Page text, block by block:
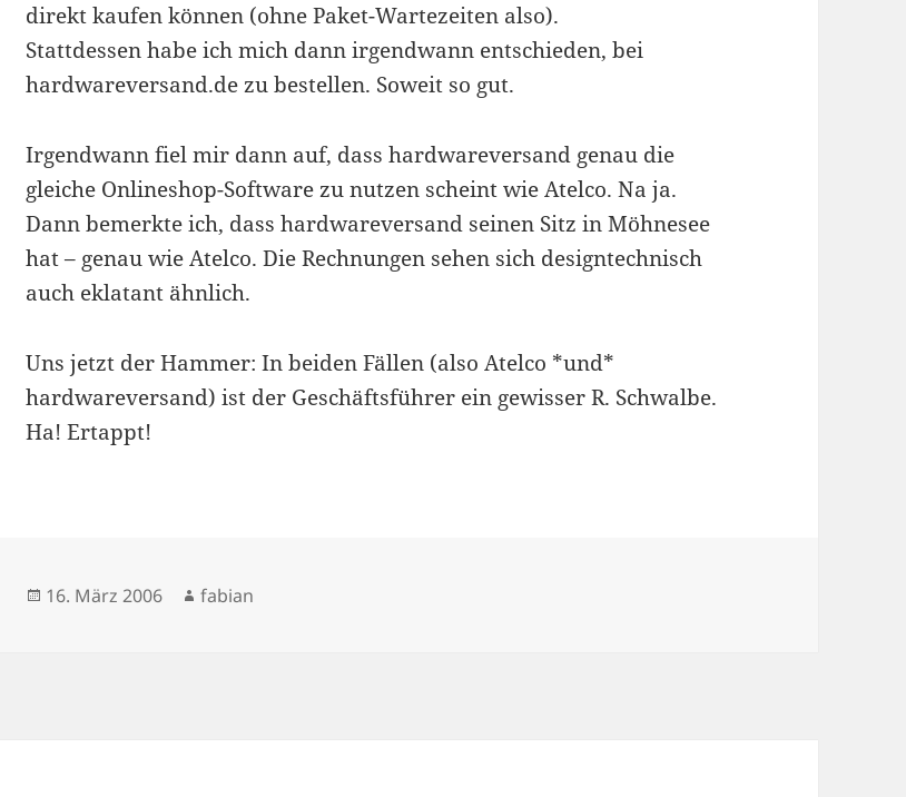
direkt kaufen können (ohne Paket-Wartezeiten also).
Stattdessen habe ich mich dann irgendwann entschieden, bei
hardwareversand.de zu bestellen. Soweit so gut.
Irgendwann fiel mir dann auf, dass hardwareversand genau die
gleiche Onlineshop-Software zu nutzen scheint wie Atelco. Na ja.
Dann bemerkte ich, dass hardwareversand seinen Sitz in Möhnesee
hat – genau wie Atelco. Die Rechnungen sehen sich designtechnisch
auch eklatant ähnlich.
Uns jetzt der Hammer: In beiden Fällen (also Atelco *und*
hardwareversand) ist der Geschäftsführer ein gewisser R. Schwalbe.
Ha! Ertappt!
Veröffentlicht
16. März 2006 Autor
fabian